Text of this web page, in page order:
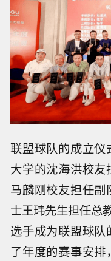
联盟球队的成立
大学的沈海洪校
马麟刚校友担任
士王玮先生担任总
选手成为联盟球
了年度的赛事安